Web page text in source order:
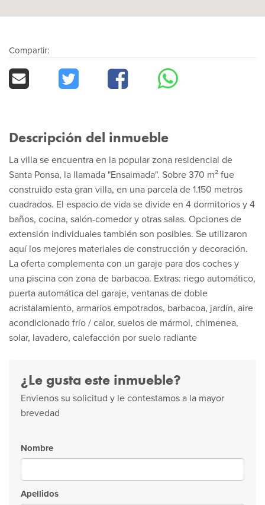
Compartir:
Descripción del inmueble
La villa se encuentra en la popular zona residencial de
Santa Ponsa, la llamada "Ensaimada". Sobre 370 m² fue
construido esta gran villa, en una parcela de 1.150 metros
cuadrados. El espacio de vida se divide en 4 dormitorios y 4
baños, cocina, salón-comedor y otras salas. Opciones de
extensión individuales también son posibles. Se utilizaron
aquí los mejores materiales de construcción y decoración.
La oferta complementa con un garaje para dos coches y
una piscina con zona de barbacoa. Extras: riego automático,
puerta automática del garaje, ventanas de doble
acristalamiento, armarios empotrados, barbacoa, jardín, aire
acondicionado frío / calor, suelos de mármol, chimenea,
solar, lavadero, calefacción por suelo radiante
¿Le gusta este inmueble?
Envienos su solicitud y le contestamos a la mayor
brevedad
Nombre
Apellidos